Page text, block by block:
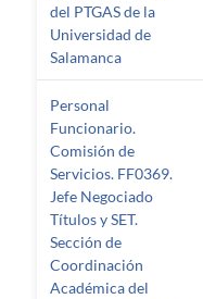
del PTGAS de la
Universidad de
Salamanca
Personal
Funcionario.
Comisión de
Servicios. FF0369.
Jefe Negociado
Títulos y SET.
Sección de
Coordinación
Académica del